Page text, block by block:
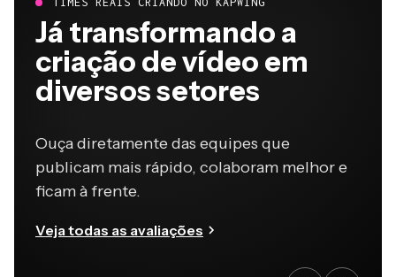
Já transformando a
criação de vídeo em
diversos setores
Ouça diretamente das equipes que
publicam mais rápido, colaboram melhor e
ficam à frente.
Veja todas as avaliações